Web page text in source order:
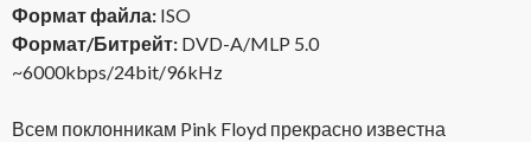
Формат файла: ISO
Формат/Битрейт: DVD-A/MLP 5.0
~6000kbps/24bit/96kHz
Всем поклонникам Pink Floyd прекрасно известна